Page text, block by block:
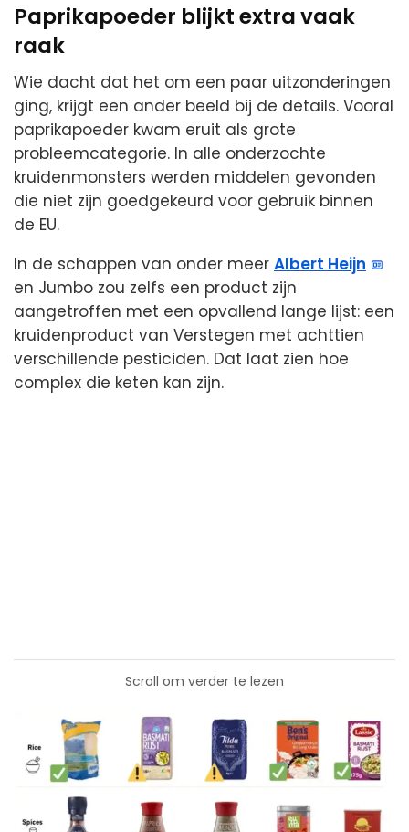
Paprikapoeder blijkt extra vaak
raak
Wie dacht dat het om een paar uitzonderingen
ging, krijgt een ander beeld bij de details. Vooral
paprikapoeder kwam eruit als grote
probleemcategorie. In alle onderzochte
kruidenmonsters werden middelen gevonden
die niet zijn goedgekeurd voor gebruik binnen
de EU.
In de schappen van onder meer Albert Heijn
en Jumbo zou zelfs een product zijn
aangetroffen met een opvallend lange lijst: een
kruidenproduct van Verstegen met achttien
verschillende pesticiden. Dat laat zien hoe
complex die keten kan zijn.
Scroll om verder te lezen